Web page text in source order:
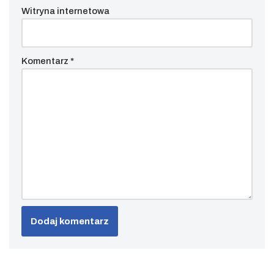
Witryna internetowa
Komentarz *